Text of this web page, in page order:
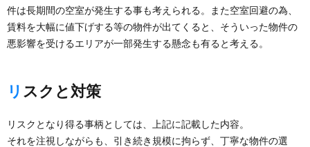
件は長期間の空室が発生する事も考えられる。また空室回避の為、
賃料を大幅に値下げする等の物件が出てくると、そういった物件の
悪影響を受けるエリアが一部発生する懸念も有ると考える。
リスクと対策
リスクとなり得る事柄としては、上記に記載した内容。
それを注視しながらも、引き続き規模に拘らず、丁寧な物件の選